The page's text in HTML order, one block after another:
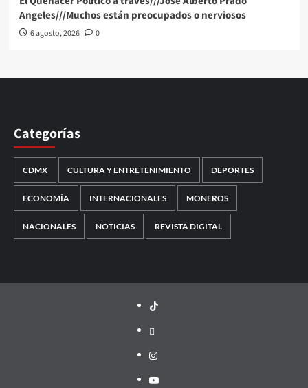
Angeles///Muchos están preocupados o nerviosos
6 agosto, 2026 0
Categorías
CDMX CULTURA Y ENTRETENIMIENTO DEPORTES
ECONOMÍA INTERNACIONALES MONEROS
NACIONALES NOTICIAS REVISTA DIGITAL
TikTok
threads
Instagram
Youtube